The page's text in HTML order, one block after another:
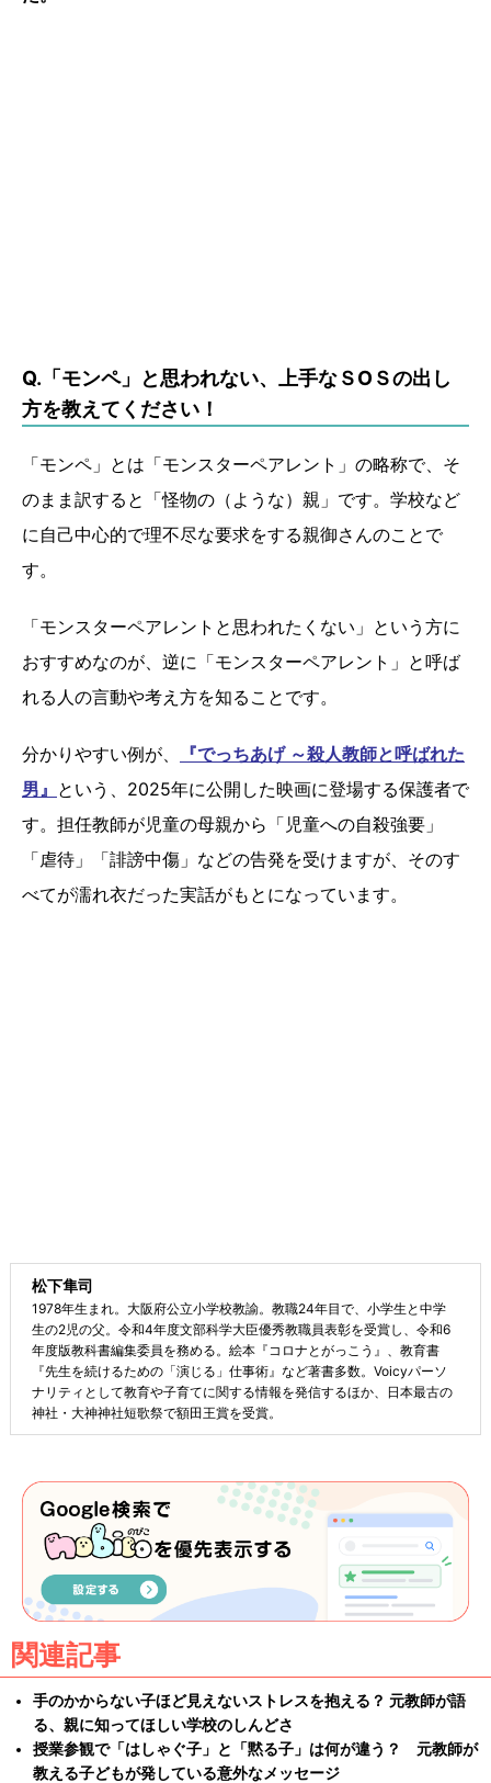
Q.「モンペ」と思われない、上手なＳОＳの出し
方を教えてください！
「モンペ」とは「モンスターペアレント」の略称で、そ
のまま訳すると「怪物の（ような）親」です。学校など
に自己中心的で理不尽な要求をする親御さんのことで
す。
「モンスターペアレントと思われたくない」という方に
おすすめなのが、逆に「モンスターペアレント」と呼ば
れる人の言動や考え方を知ることです。
分かりやすい例が、
『でっちあげ ～殺人教師と呼ばれた
男』 という、2025年に公開した映画に登場する保護者で
す。担任教師が児童の母親から「児童への自殺強要」
「虐待」「誹謗中傷」などの告発を受けますが、そのす
べてが濡れ衣だった実話がもとになっています。
松下隼司
1978年生まれ。大阪府公立小学校教諭。教職24年目で、小学生と中学
生の2児の父。令和4年度文部科学大臣優秀教職員表彰を受賞し、令和6
年度版教科書編集委員を務める。絵本『コロナとがっこう』、教育書
『先生を続けるための「演じる」仕事術』など著書多数。Voicyパーソ
ナリティとして教育や子育てに関する情報を発信するほか、日本最古の
神社・大神神社短歌祭で額田王賞を受賞。
関連記事
手のかからない子ほど見えないストレスを抱える？ 元教師が語
る、親に知ってほしい学校のしんどさ
授業参観で「はしゃぐ子」と「黙る子」は何が違う？ 元教師が
教える子どもが発している意外なメッセージ